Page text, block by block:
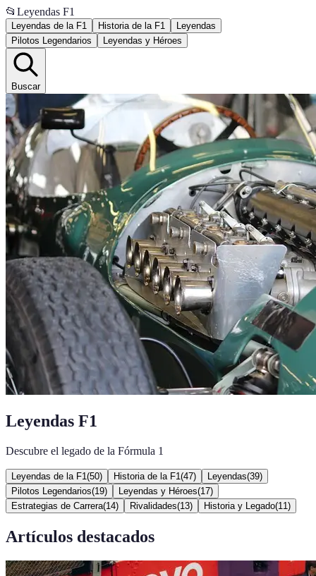
📂 Leyendas F1
Leyendas de la F1 Historia de la F1
Leyendas
Pilotos Legendarios
Leyendas y Héroes
Buscar
Leyendas F1
Descubre el legado de la Fórmula 1
Leyendas de la F1 (50) Historia de la F1 (47) Leyendas(39)
Pilotos Legendarios(19) Leyendas y Héroes(17)
Estrategias de Carrera(14) Rivalidades(13) Historia y Legado(11 )
Artículos destacados